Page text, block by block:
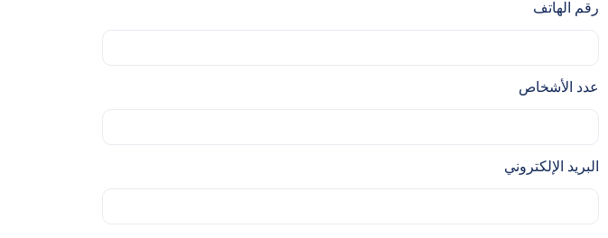
رقم الهاتف
عدد الأشخاص
البريد الإلكتروني